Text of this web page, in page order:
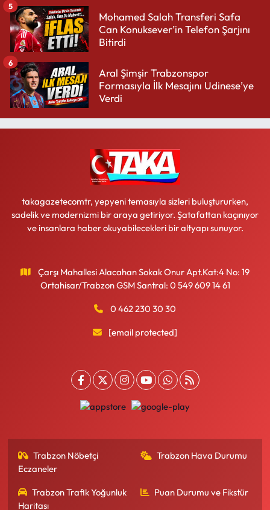
Mohamed Salah Transferi Safa
Can Konuksever’in Telefon Şarjını
Bitirdi
5
Aral Şimşir Trabzonspor
Formasıyla İlk Mesajını Udinese’ye
Verdi
6
takagazetecomtr, yepyeni temasıyla sizleri buluştururken,
sadelik ve modernizmi bir araya getiriyor. Şatafattan kaçınıyor
ve insanlara haber okuyabilecekleri bir altyapı sunuyor.
Çarşı Mahallesi Alacahan Sokak Onur Apt.Kat:4 No: 19
Ortahisar/Trabzon GSM Santral: 0 549 609 14 61
0 462 230 30 30
[email protected]
Trabzon Nöbetçi
Eczaneler
Trabzon Hava Durumu
Trabzon Trafik Yoğunluk
Haritası
Puan Durumu ve Fikstür